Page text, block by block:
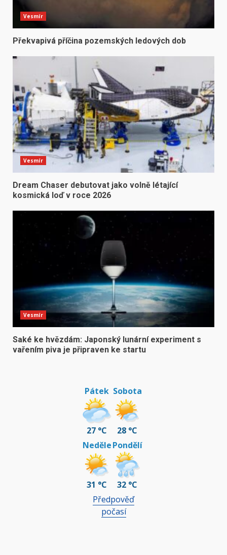
Vesmír
Překvapivá příčina pozemských ledových dob
Vesmír
Dream Chaser debutovat jako volně létající
kosmická loď v roce 2026
Vesmír
Saké ke hvězdám: Japonský lunární experiment s
vařením piva je připraven ke startu
Pátek
27 °C
Sobota
28 °C
Neděle
31 °C
Pondělí
32 °C
Předpověď
počasí